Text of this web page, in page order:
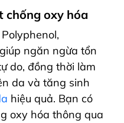
chống oxy hóa
ngăn ngừa tổn
do, đồng thời làm
da và tăng sinh
hiệu quả. Bạn có
oxy hóa thông qua